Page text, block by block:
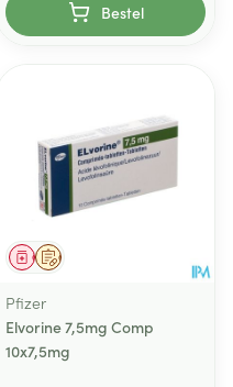
Bestel
Op voorschrift
Geneesmiddel
Pfizer
Elvorine 7,5mg Comp
10x7,5mg